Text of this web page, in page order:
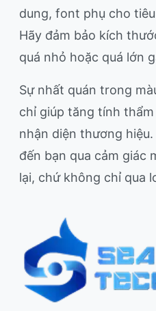
dung, font phụ cho
Hãy đảm bảo kích
quá nhỏ hoặc quá lớn
Sự nhất quán trong
chỉ giúp tăng tính
nhận diện thương
đến bạn qua cảm giác
lại, chứ không chỉ qua